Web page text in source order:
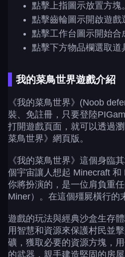
點擊上指圖示放置方塊。
點擊齒輪圖示開啟遊戲
點擊工作台圖示開始合
點擊下方物品欄選取道
我的菜鳥世界遊戲介紹
《我的菜鳥世界》(Noob
裝、免註冊，只要登陸
打開遊戲頁面，就可以透過
菜鳥世界》網頁版。
《我的菜鳥世界》這個身臨
個宇宙讓人想起 Minecraft
你將扮演的，是一位肩負重
Miner）。在這個殭屍橫行的
遊戲的玩法與經典沙盒生存
用智慧和資源來保護村民並
礦，獲取必要的資源方塊，
的武器，親手建造堅固的房